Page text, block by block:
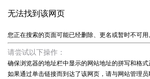
无法找到该网页
您正在搜索的页面可能已经删除、更名或暂时不可用。
请尝试以下操作：
确保浏览器的地址栏中显示的网站地址的拼写和格式
如果通过单击链接而到达了该网页，请与网站管理